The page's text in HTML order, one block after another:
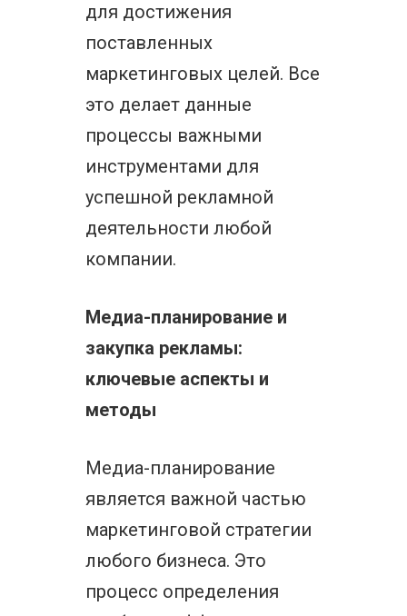
для достижения
поставленных
маркетинговых целей. Все
это делает данные
процессы важными
инструментами для
успешной рекламной
деятельности любой
компании.
Медиа-планирование и
закупка рекламы:
ключевые аспекты и
методы
Медиа-планирование
является важной частью
маркетинговой стратегии
любого бизнеса. Это
процесс определения